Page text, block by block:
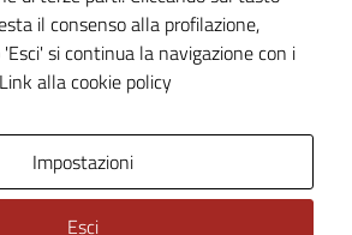
del sito
il consenso alla profilazione,
si continua la navigazione con i
Link alla cookie policy
Impostazioni
Esci